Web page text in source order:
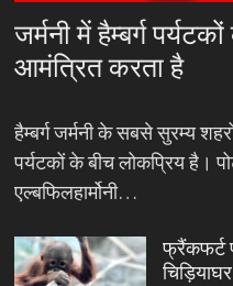
जर्मनी में हैम्बर्ग
आमंत्रित करता है
हैम्बर्ग जर्मनी के सबसे सुरम्य
पर्यटकों के बीच लोकप्रिय है।
एल्बफिलहार्मोनी…
फ्रैंकफर्ट